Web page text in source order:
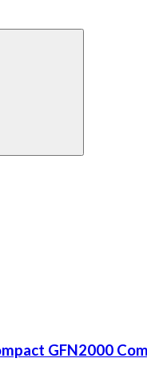
GFN2000